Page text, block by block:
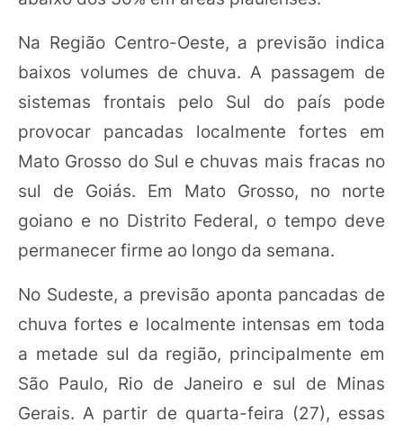
Na Região Centro-Oeste, a previsão indica
baixos volumes de chuva. A passagem de
sistemas frontais pelo Sul do país pode
provocar pancadas localmente fortes em
Mato Grosso do Sul e chuvas mais fracas no
sul de Goiás. Em Mato Grosso, no norte
goiano e no Distrito Federal, o tempo deve
permanecer firme ao longo da semana.
No Sudeste, a previsão aponta pancadas de
chuva fortes e localmente intensas em toda
a metade sul da região, principalmente em
São Paulo, Rio de Janeiro e sul de Minas
Gerais. A partir de quarta-feira (27), essas